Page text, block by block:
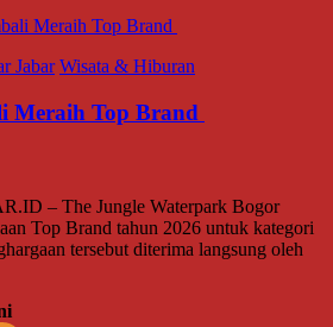
Jabar Wisata & Hiburan
Meraih Top Brand
– The Jungle Waterpark Bogor
Top Brand tahun 2026 untuk kategori
tersebut diterima langsung oleh